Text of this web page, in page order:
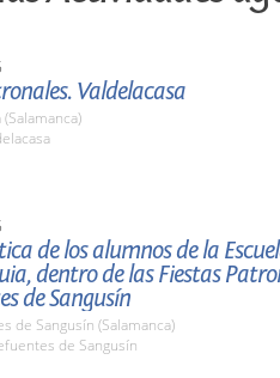
Valdelacasa
de los alumnos de la
dentro de las Fiestas
de Sangusín
de Sangusín (Salamanca)
de Sangusín